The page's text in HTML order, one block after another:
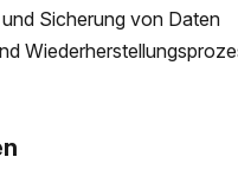
Sicherung von Daten